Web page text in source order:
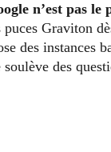
n’est pas le
Graviton
des instances
des